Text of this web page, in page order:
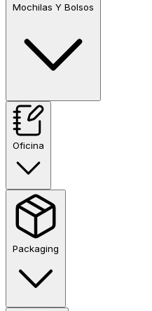
Mochilas Y Bolsos
Oficina
Packaging